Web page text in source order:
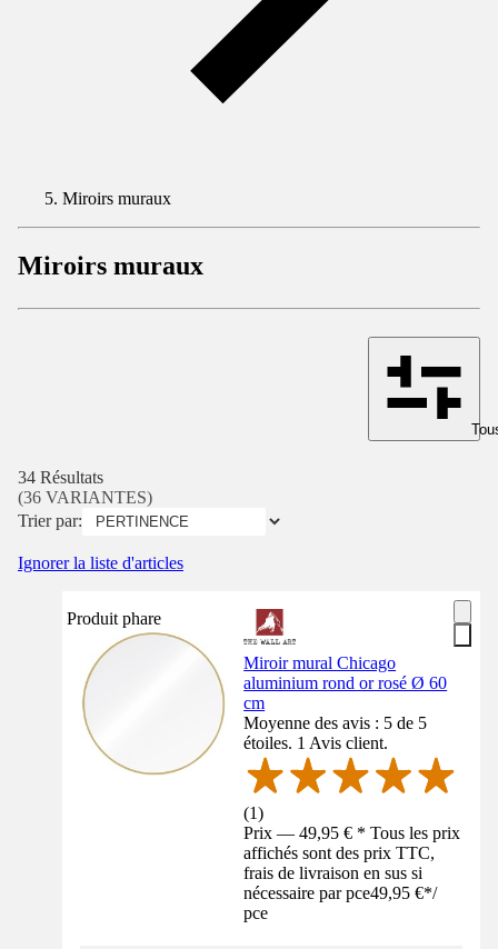
Miroirs muraux
Miroirs muraux
34 Résultats
(36 VARIANTES)
Trier par:
Ignorer la liste d'articles
Produit phare
Miroir mural Chicago
aluminium rond or rosé Ø 60
cm
Moyenne des avis : 5 de 5
étoiles. 1 Avis client.
(1)
Prix — 49,95 € * Tous les prix
affichés sont des prix TTC,
frais de livraison en sus si
nécessaire par pce49,95 €*/
pce